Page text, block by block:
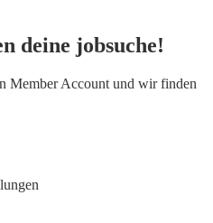
deine jobsuche!
Member Account und wir finden